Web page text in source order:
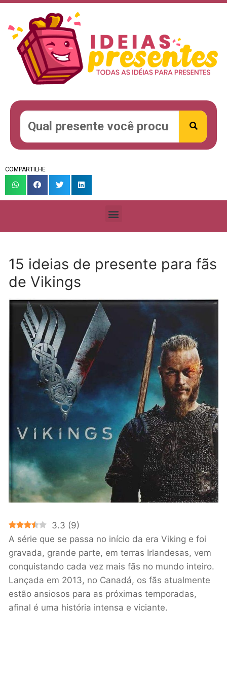
COMPARTILHE
15 ideias de presente para fãs
de Vikings
3.3 (9)
A série que se passa no início da era Viking e foi
gravada, grande parte, em terras Irlandesas, vem
conquistando cada vez mais fãs no mundo inteiro.
Lançada em 2013, no Canadá, os fãs atualmente
estão ansiosos para as próximas temporadas,
afinal é uma história intensa e viciante.